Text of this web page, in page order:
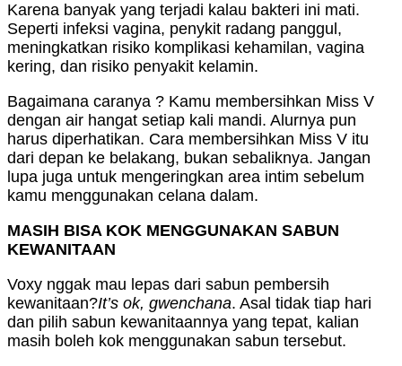
Karena banyak yang terjadi kalau bakteri ini mati.
Seperti infeksi vagina, penykit radang panggul,
meningkatkan risiko komplikasi kehamilan, vagina
kering, dan risiko penyakit kelamin.
Bagaimana caranya ? Kamu membersihkan Miss V
dengan air hangat setiap kali mandi. Alurnya pun
harus diperhatikan. Cara membersihkan Miss V itu
dari depan ke belakang, bukan sebaliknya. Jangan
lupa juga untuk mengeringkan area intim sebelum
kamu menggunakan celana dalam.
MASIH BISA KOK MENGGUNAKAN SABUN
KEWANITAAN
Voxy nggak mau lepas dari sabun pembersih
kewanitaan?It’s ok, gwenchana. Asal tidak tiap hari
dan pilih sabun kewanitaannya yang tepat, kalian
masih boleh kok menggunakan sabun tersebut.